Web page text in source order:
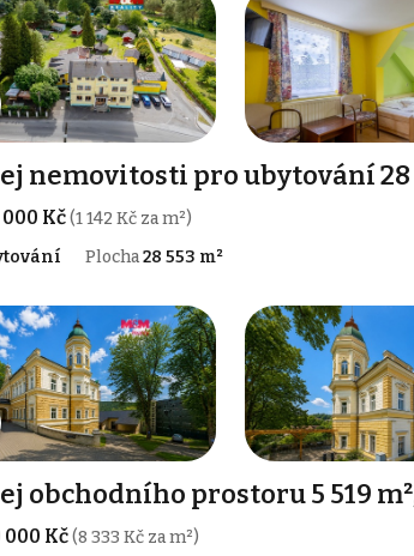
nemovitosti pro ubytování 28
Kč(1 142 Kč za m²)
Plocha28 553 m²
obchodního prostoru 5 519
000 Kč(8 333 Kč za m²)